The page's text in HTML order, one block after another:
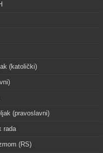
(katolički)
(pravoslavni)
rada
(RS)